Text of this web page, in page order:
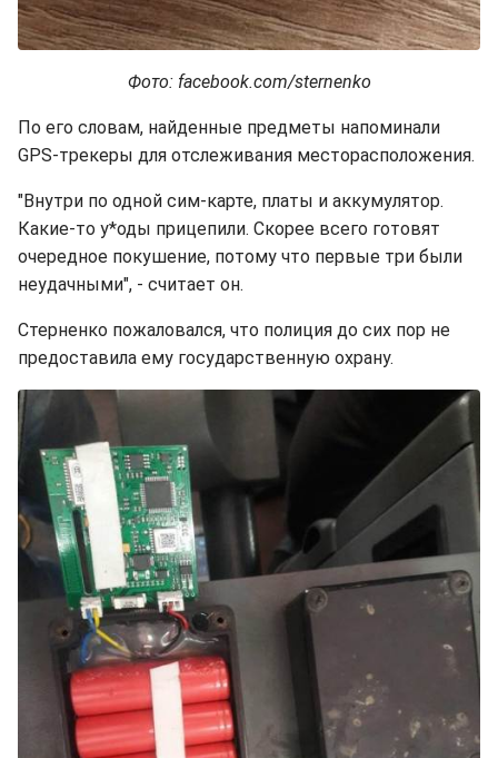
Фото: facebook.com/sternenko
По его словам, найденные предметы напоминали
GPS-трекеры для отслеживания месторасположения.
"Внутри по одной сим-карте, платы и аккумулятор.
Какие-то у*оды прицепили. Скорее всего готовят
очередное покушение, потому что первые три были
неудачными", - считает он.
Стерненко пожаловался, что полиция до сих пор не
предоставила ему государственную охрану.